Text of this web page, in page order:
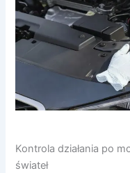
Kontrola działania po
świateł